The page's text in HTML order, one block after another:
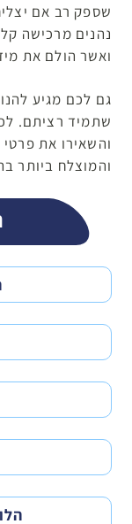
שספק רב אם
נהנים מרכישה
ואשר הולם את
גם לכם מגיע
שתמיד רציתם.
והשאירו את
והמוצלח ביותר